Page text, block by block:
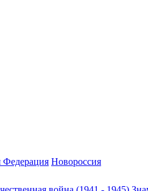
Федерация Новороссия